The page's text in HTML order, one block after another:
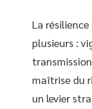
La
plusieurs :
maîtrise du
un levier